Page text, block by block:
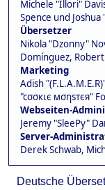
Michele "Illori"
Spence und
Übersetzer
Nikola "Dzonny"
Domínguez,
Marketing
Adish
"cσσкιє мσηѕтєя"
Webseiten-
Jeremy "SleePy"
Server-
Derek Schwab,
Deutsche